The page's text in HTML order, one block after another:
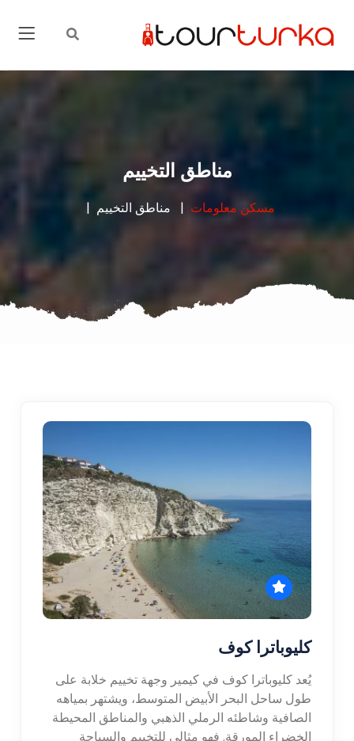
مناطق التخييم
مسكن معلومات مناطق التخييم
كليوباترا كوف
يُعد كليوباترا كوف في كيمير وجهة تخييم خلابة على
طول ساحل البحر الأبيض المتوسط، ويشتهر بمياهه
الصافية وشاطئه الرملي الذهبي والمناطق المحيطة
الخضراء المورقة. فهو مثالي للتخييم والسباحة